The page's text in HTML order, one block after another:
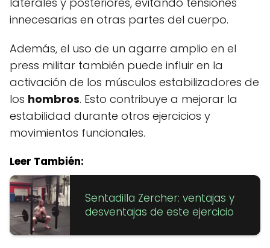
innecesarias en otras partes del cuerpo.
Además, el uso de un agarre amplio en el
press militar también puede influir en la
activación de los músculos estabilizadores de
los hombros. Esto contribuye a mejorar la
estabilidad durante otros ejercicios y
movimientos funcionales.
Leer También:
Sentadilla Zercher: ventajas y
desventajas de este ejercicio